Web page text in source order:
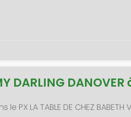
DARLING DANOVER
PX LA TABLE DE CHEZ BABETH